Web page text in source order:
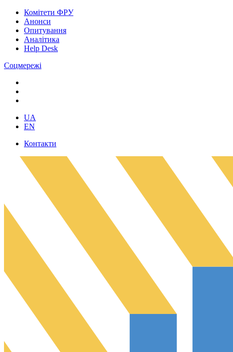
Комітети ФРУ
Анонси
Опитування
Аналітика
Help Desk
Соцмережі
UA
EN
Контакти